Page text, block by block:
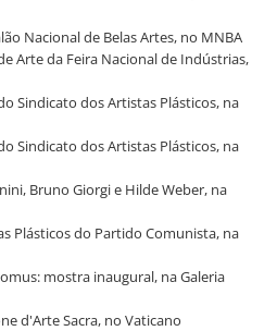
Nacional de Belas Artes, no MNBA
Arte da Feira Nacional de Indústrias,
Sindicato dos Artistas Plásticos, na
Sindicato dos Artistas Plásticos, na
Bruno Giorgi e Hilde Weber, na
Plásticos do Partido Comunista, na
mostra inaugural, na Galeria
d'Arte Sacra, no Vaticano